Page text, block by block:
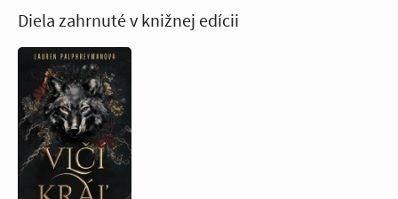
Diela zahrnuté v knižnej edícii